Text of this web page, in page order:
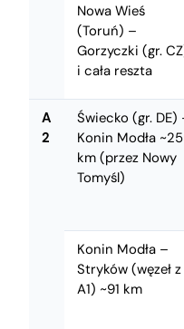
Nowa Wieś
(Toruń) –
Gorzyczki (gr.
i cała reszta
A
2
Świecko (gr. DE)
Konin Modła
km (przez Nowy
Tomyśl)
Konin Modła –
Stryków (węzeł z
A1) ~91 km